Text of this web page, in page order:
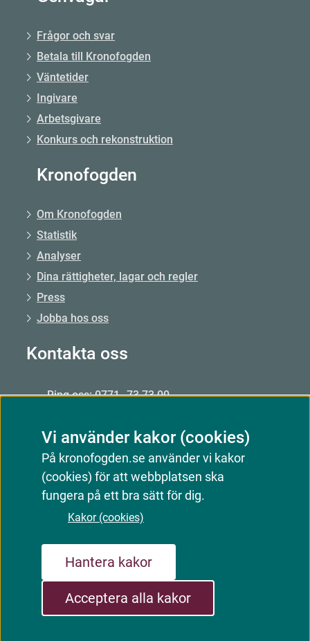
Vi använder kakor (cookies)
På kronofogden.se använder vi kakor
(cookies) för att webbplatsen ska
fungera på ett bra sätt för dig.
Kakor (cookies)
Hantera kakor
Acceptera alla kakor
Frågor och svar
Betala till Kronofogden
Väntetider
Ingivare
Arbetsgivare
Konkurs och rekonstruktion
Kronofogden
Om Kronofogden
Statistik
Analyser
Dina rättigheter, lagar och regler
Press
Jobba hos oss
Kontakta oss
Ring oss: 0771–73 73 00
Öppet: mån–fre 09.00–15.00
Mejla oss
Kontakta oss
Webbkarta Om webbplatsen Kakor (cookies)
Tillgänglighetsredogörelse
Följ oss:YouTube LinkedIn